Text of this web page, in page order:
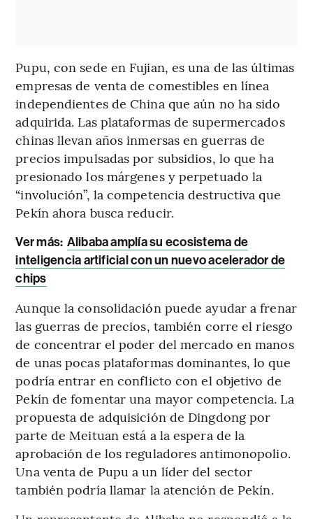
Pupu, con sede en Fujian, es una de las últimas
empresas de venta de comestibles en línea
independientes de China que aún no ha sido
adquirida. Las plataformas de supermercados
chinas llevan años inmersas en guerras de
precios impulsadas por subsidios, lo que ha
presionado los márgenes y perpetuado la
“involución”, la competencia destructiva que
Pekín ahora busca reducir.
Ver más: Alibaba amplía su ecosistema de
inteligencia artificial con un nuevo acelerador de
chips
Aunque la consolidación puede ayudar a frenar
las guerras de precios, también corre el riesgo
de concentrar el poder del mercado en manos
de unas pocas plataformas dominantes, lo que
podría entrar en conflicto con el objetivo de
Pekín de fomentar una mayor competencia. La
propuesta de adquisición de Dingdong por
parte de Meituan está a la espera de la
aprobación de los reguladores antimonopolio.
Una venta de Pupu a un líder del sector
también podría llamar la atención de Pekín.